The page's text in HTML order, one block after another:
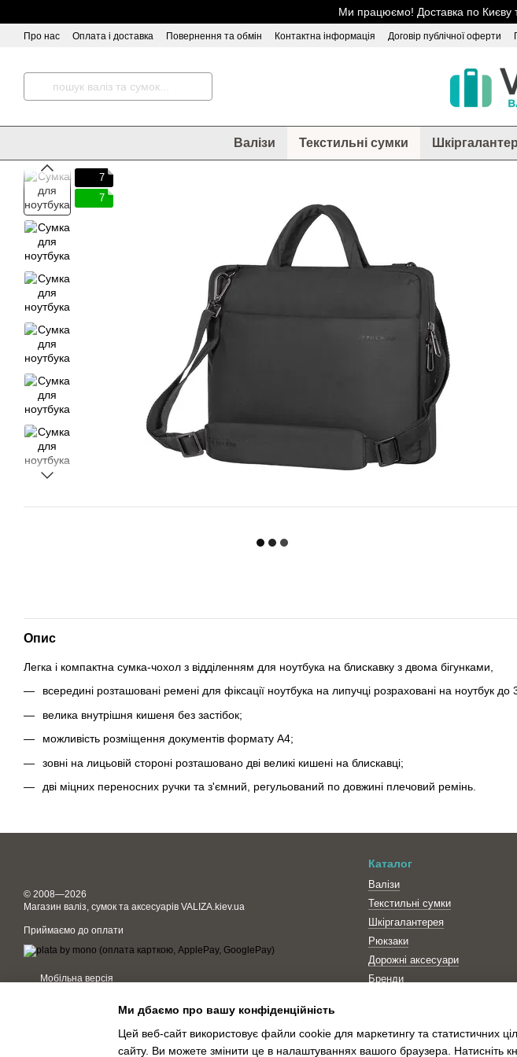
Ми працюємо! Доставка по Києву
Про нас Оплата і доставка Повернення та обмін Контактна інформація Договір публічної оферти
Валізи Текстильні сумки
7
7
Опис
Легка і компактна сумка-чохол з відділенням для ноутбука на блискавку з двома бігунками,
всередині розташовані ремені для фіксації ноутбука на липучці розраховані на ноутбук
велика внутрішня кишеня без застібок;
можливість розміщення документів формату А4;
зовні на лицьовій стороні розташовано дві великі кишені на блискавці;
дві міцних переносних ручки та з'ємний, регульований по довжині плечовий ремінь.
© 2008—2026
Магазин валіз, сумок та аксесуарів VALIZA.kiev.ua
Приймаємо до оплати
Мобільна версія
Каталог
Валізи
Текстильні сумки
Шкіргалантерея
Рюкзаки
Дорожні аксесуари
Бренди
Ми дбаємо про вашу конфіденційність
Цей веб-сайт використовує файли cookie для маркетингу та статистичних
сайту. Ви можете змінити це в налаштуваннях вашого браузера. Натисніть